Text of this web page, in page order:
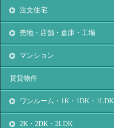
注文住宅
売地・店舗・倉庫・工場
マンション
賃貸物件
ワンルーム・1K・1DK・1LDK
2K・2DK・2LDK